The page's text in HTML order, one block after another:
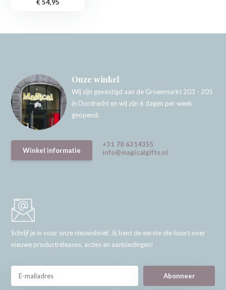
€ 54,95
Onze winkel
Wij zijn gevestigd aan de Groenmarkt 203 - 205
in Dordrecht en wij zijn 6 dagen per week
geopend.
Winkel informatie
+31 78 6314355
info@magicalgifts.nl
Schrijf je in voor onze nieuwsbrief. Jij bent de eerste die hoort over
nieuwe productreleases, acties en aanbiedingen!
Abonneer